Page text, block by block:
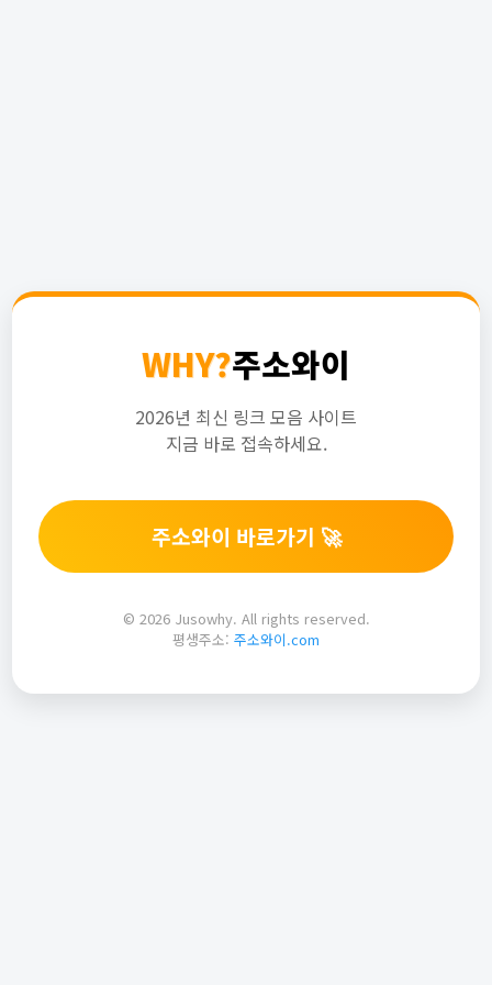
WHY?주소와이
2026년 최신 링크 모음 사이트
지금 바로 접속하세요.
주소와이 바로가기 🚀
© 2026 Jusowhy. All rights reserved.
평생주소: 주소와이.com